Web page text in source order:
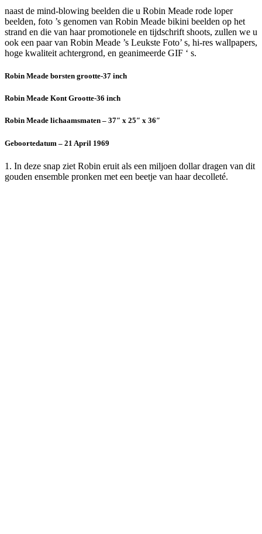
naast de mind-blowing beelden die u Robin Meade rode loper
beelden, foto ’s genomen van Robin Meade bikini beelden op het
strand en die van haar promotionele en tijdschrift shoots, zullen we u
ook een paar van Robin Meade ’s Leukste Foto’ s, hi-res wallpapers,
hoge kwaliteit achtergrond, en geanimeerde GIF ‘ s.
Robin Meade borsten grootte-37 inch
Robin Meade Kont Grootte-36 inch
Robin Meade lichaamsmaten – 37″ x 25″ x 36″
Geboortedatum – 21 April 1969
1. In deze snap ziet Robin eruit als een miljoen dollar dragen van dit
gouden ensemble pronken met een beetje van haar decolleté.